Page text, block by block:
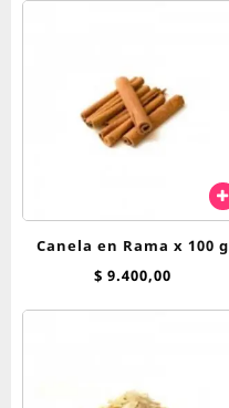
Canela en Rama x 100 g
$ 9.400,00